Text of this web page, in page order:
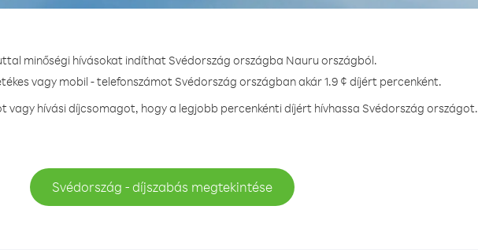
minőségi hívásokat indíthat Svédország országba Nauru országból.
vagy mobil - telefonszámot Svédország országban akár 1.9 ¢ díjért percenként.
vagy hívási díjcsomagot, hogy a legjobb percenkénti díjért hívhassa Svédország országot.
Svédország - díjszabás megtekintése